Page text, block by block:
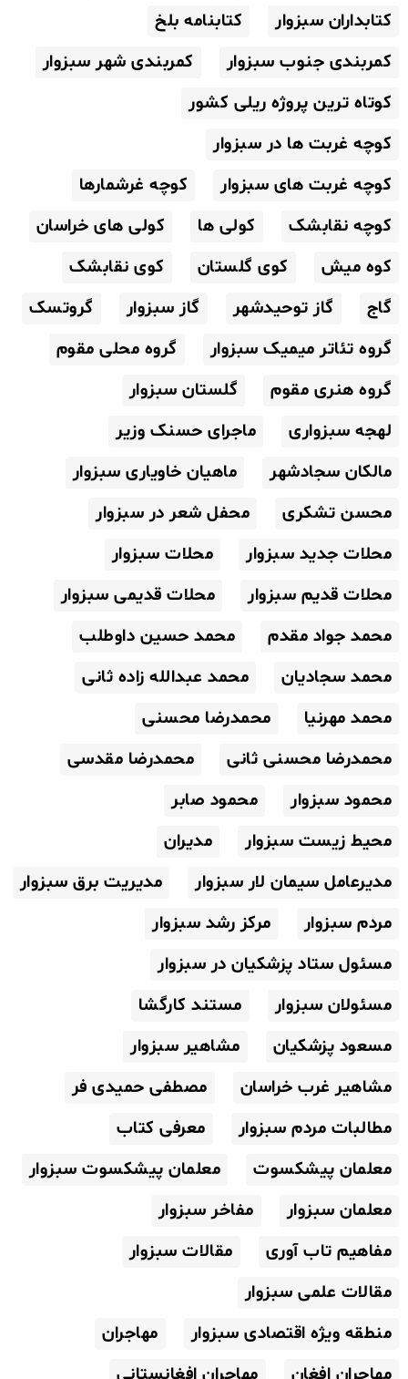
کتابداران سبزوار
کتابنامه بلخ
کمربندی جنوب سبزوار
کمربندی شهر سبزوار
کوتاه ترین پروژه ریلی کشور
کوچه غربت ها در سبزوار
کوچه غربت های سبزوار
کوچه غرشمارها
کوچه نقابشک
کولی ها
کولی های خراسان
کوه میش
کوی گلستان
کوی نقابشک
گاج
گاز توحیدشهر گاز سبزوار
گروتسک
گروه تئاتر میمیک سبزوار
گروه محلی مقوم
گروه هنری مقوم
گلستان سبزوار
لهجه سبزواری
ماجرای حسنک وزیر
مالکان سجادشهر
ماهیان خاویاری سبزوار
محسن تشکری
محفل شعر در سبزوار
محلات جدید سبزوار
محلات سبزوار
محلات قدیم سبزوار
محلات قدیمی سبزوار
محمد جواد مقدم
محمد حسین داوطلب
محمد سجادیان
محمد عبدالله زاده ثانی
محمد مهرنیا
محمدرضا محسنی
محمدرضا محسنی ثانی
محمدرضا مقدسی
محمود سبزوار
محمود صابر
محیط زیست سبزوار
مدیران
مدیرعامل سیمان لار سبزوار
مدیریت برق سبزوار
مردم سبزوار
مرکز رشد سبزوار
مسئول ستاد پزشکیان در سبزوار
مسئولان سبزوار
مستند کارگشا
مسعود پزشکیان
مشاهیر سبزوار
مشاهیر غرب خراسان
مصطفی حمیدی فر
مطالبات مردم سبزوار
معرفی کتاب
معلمان پیشکسوت
معلمان پیشکسوت سبزوار
معلمان سبزوار
مفاخر سبزوار
مفاهیم تاب آوری
مقالات سبزوار
مقالات علمی سبزوار
منطقه ویژه اقتصادی سبزوار
مهاجران